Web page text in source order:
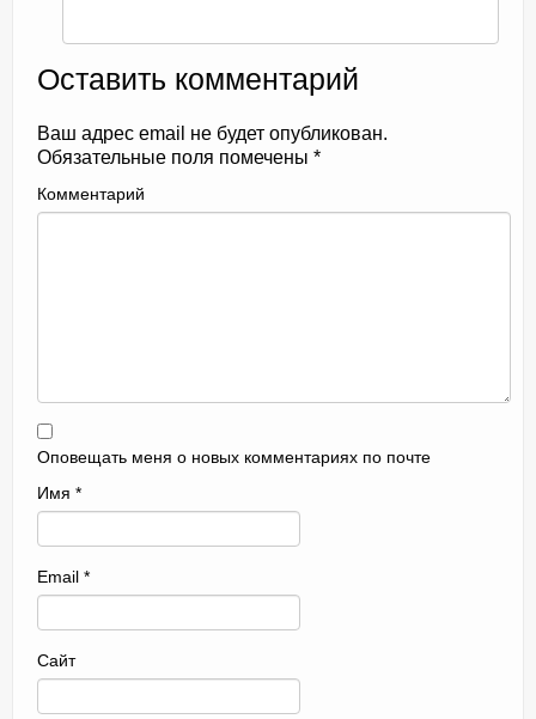
Оставить комментарий
Ваш адрес email не будет опубликован.
Обязательные поля помечены *
Комментарий
Оповещать меня о новых комментариях по почте
Имя *
Email *
Сайт